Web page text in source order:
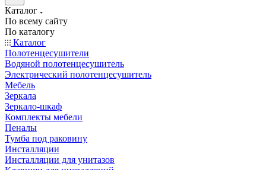
Каталог
По всему сайту
По каталогу
Каталог
Полотенцесушители
Водяной полотенцесушитель
Электрический полотенцесушитель
Мебель
Зеркала
Зеркало-шкаф
Комплекты мебели
Пеналы
Тумба под раковину
Инсталляции
Инсталляции для унитазов